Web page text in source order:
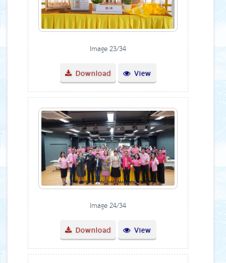
Image 23/34
Download View
Image 24/34
Download View